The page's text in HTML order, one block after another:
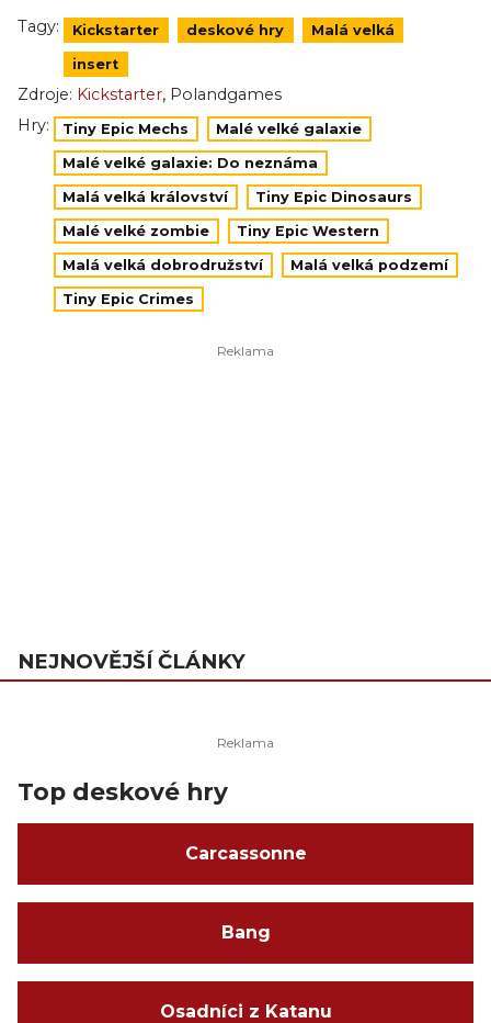
Tagy: Kickstarter deskové hry Malá velká
insert
Zdroje: Kickstarter, Polandgames
Hry:
Tiny Epic Mechs Malé velké galaxie
Malé velké galaxie: Do neznáma
Malá velká království Tiny Epic Dinosaurs
Malé velké zombie Tiny Epic Western
Malá velká dobrodružství Malá velká podzemí
Tiny Epic Crimes
NEJNOVĚJŠÍ ČLÁNKY
Top deskové hry
Carcassonne
Bang
Osadníci z Katanu